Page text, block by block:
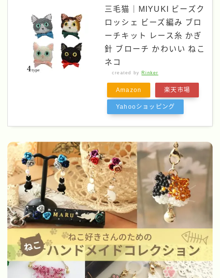
三毛猫｜MIYUKI ビーズク
ロッシェ ビーズ編み ブロ
ーチキット レース糸 かぎ
針 ブローチ かわいい ねこ
ネコ
created by Rinker
Amazon 楽天市場
Yahooショッピング